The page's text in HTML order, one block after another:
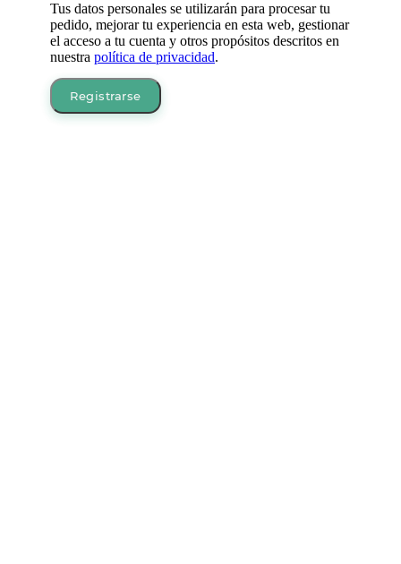
Tus datos personales se utilizarán para procesar tu
pedido, mejorar tu experiencia en esta web, gestionar
el acceso a tu cuenta y otros propósitos descritos en
nuestra política de privacidad.
Registrarse